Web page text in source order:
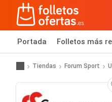
Portada Folletos más
Tiendas Forum Sport